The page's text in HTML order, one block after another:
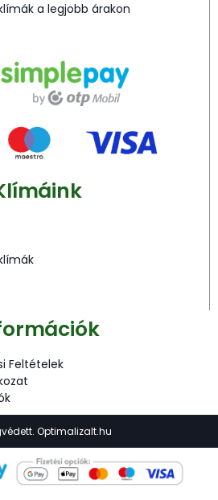
a legjobb árakon
Feltételek
Optimalizalt.hu